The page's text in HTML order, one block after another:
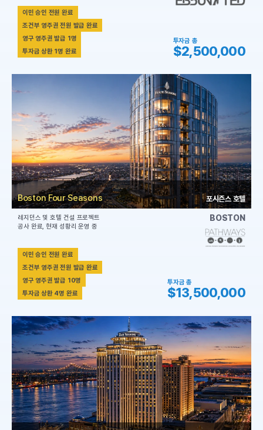
이민 승인 전원 완료
조건부 영주권 전원 발급 완료
영구 영주권 발급 1명
투자금 상환 1명 완료
투자금 총
$2,500,000
Boston Four Seasons 포시즌스 호텔
레지던스 및 호텔 건설 프로젝트
공사 완료, 현재 성황리 운영 중
이민 승인 전원 완료
조건부 영주권 전원 발급 완료
영구 영주권 발급 10명
투자금 상환 4명 완료
BOSTON
투자금 총
$13,500,000